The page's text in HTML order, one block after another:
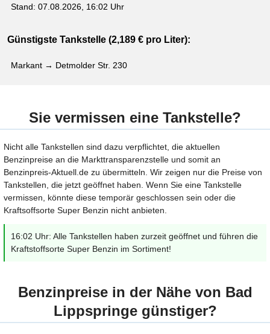
Stand: 07.08.2026, 16:02 Uhr
Günstigste Tankstelle (2,189 € pro Liter):
Markant → Detmolder Str. 230
Sie vermissen eine Tankstelle?
Nicht alle Tankstellen sind dazu verpflichtet, die aktuellen
Benzinpreise an die Markttransparenzstelle und somit an
Benzinpreis-Aktuell.de zu übermitteln. Wir zeigen nur die Preise von
Tankstellen, die jetzt geöffnet haben. Wenn Sie eine Tankstelle
vermissen, könnte diese temporär geschlossen sein oder die
Kraftsoffsorte Super Benzin nicht anbieten.
16:02 Uhr: Alle Tankstellen haben zurzeit geöffnet und führen die
Kraftstoffsorte Super Benzin im Sortiment!
Benzinpreise in der Nähe von Bad
Lippspringe günstiger?